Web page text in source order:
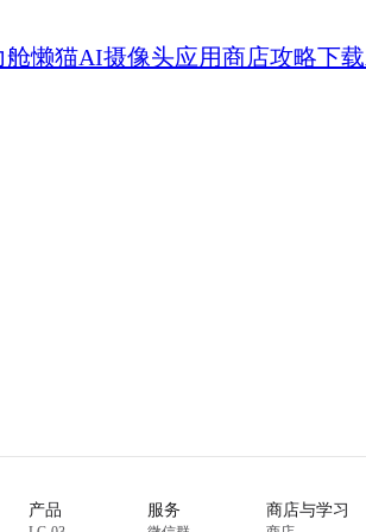
舱懒猫AI摄像头应用商店攻略下载
产品 服务 商店与学习